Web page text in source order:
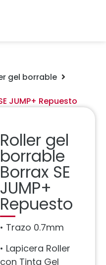
gel borrable
JUMP+ Repuesto
Roller gel
borrable
Borrax SE
JUMP+
Repuesto
• Trazo 0.7mm
• Lapicera Roller
con Tinta Gel